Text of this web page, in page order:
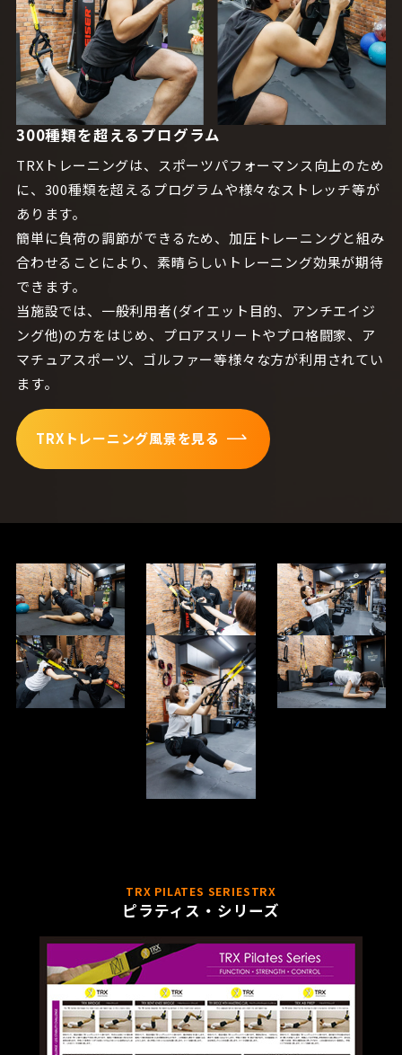
300種類を超えるプログラム
TRXトレーニングは、スポーツパフォーマンス向上のため
に、300種類を超えるプログラムや様々なストレッチ等が
あります。
簡単に負荷の調節ができるため、加圧トレーニングと組み
合わせることにより、素晴らしいトレーニング効果が期待
できます。
当施設では、一般利用者(ダイエット目的、アンチエイジ
ング他)の方をはじめ、プロアスリートやプロ格闘家、ア
マチュアスポーツ、ゴルファー等様々な方が利用されてい
ます。
TRXトレーニング風景を見る
TRX PILATES SERIESTRX
ピラティス・シリーズ